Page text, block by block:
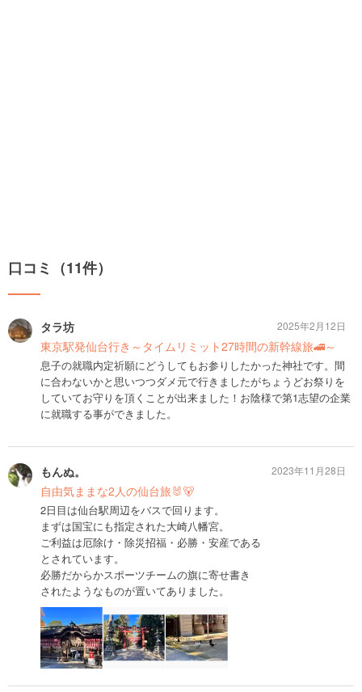
口コミ（11件）
タラ坊
東京駅発仙台行き～タイムリミット27時間の新幹線旅🚄～
息子の就職内定祈願にどうしてもお参りしたかった神社です。間
に合わないかと思いつつダメ元で行きましたがちょうどお祭りを
していてお守りを頂くことが出来ました！お陰様で第1志望の企業
に就職する事ができました。
2025年2月12日
もんぬ。
自由気ままな2人の仙台旅🐰🐻
2日目は仙台駅周辺をバスで回ります。
まずは国宝にも指定された大崎八幡宮。
ご利益は厄除け・除災招福・必勝・安産である
とされています。
必勝だからかスポーツチームの旗に寄せ書き
されたようなものが置いてありました。
2023年11月28日